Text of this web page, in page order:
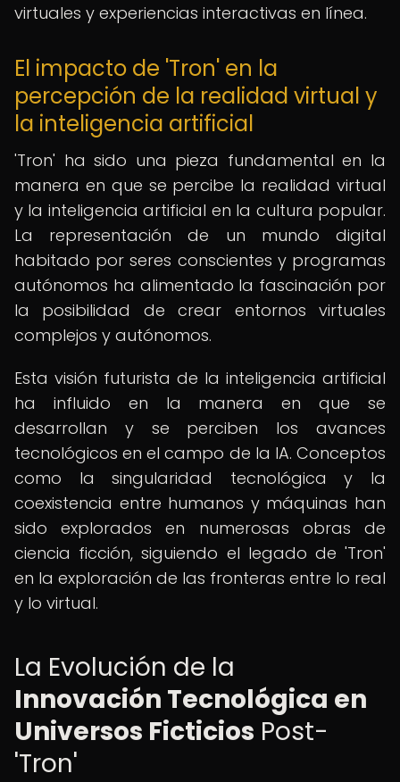
virtuales y experiencias interactivas en línea.
El impacto de 'Tron' en la
percepción de la realidad virtual y
la inteligencia artificial
'Tron' ha sido una pieza fundamental en la
manera en que se percibe la realidad virtual
y la inteligencia artificial en la cultura popular.
La representación de un mundo digital
habitado por seres conscientes y programas
autónomos ha alimentado la fascinación por
la posibilidad de crear entornos virtuales
complejos y autónomos.
Esta visión futurista de la inteligencia artificial
ha influido en la manera en que se
desarrollan y se perciben los avances
tecnológicos en el campo de la IA. Conceptos
como la singularidad tecnológica y la
coexistencia entre humanos y máquinas han
sido explorados en numerosas obras de
ciencia ficción, siguiendo el legado de 'Tron'
en la exploración de las fronteras entre lo real
y lo virtual.
La Evolución de la
Innovación Tecnológica en
Universos Ficticios Post-
'Tron'